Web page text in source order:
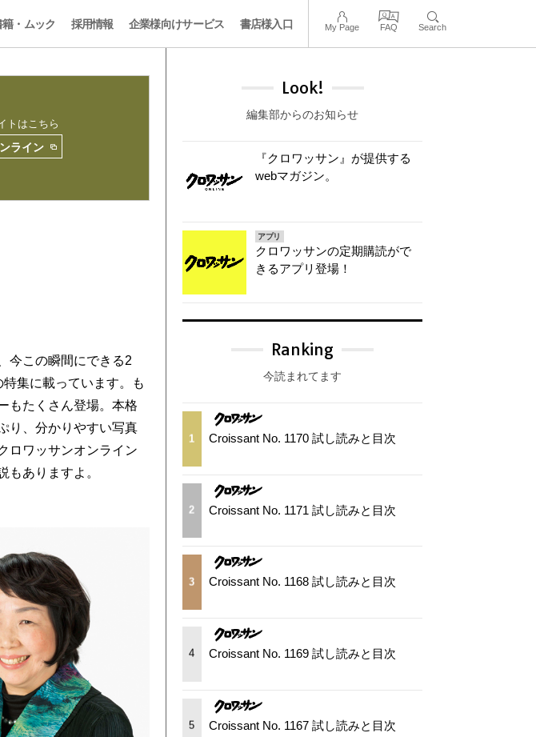
籍・ムック 採用情報 企業様向けサービス 書店様入口 My Page FAQ Search
トはこちら
ライン
今この瞬間にできる2
集に載っています。も
もたくさん登場。本格
り、分かりやすい写真
ロワッサンオンライン
もありますよ。
Look!
編集部からのお知らせ
『クロワッサン』が提供する
webマガジン。
アプリ
クロワッサンの定期購読がで
きるアプリ登場！
Ranking
今読まれてます
1 Croissant No. 1170 試し読みと目次
2 Croissant No. 1171 試し読みと目次
3 Croissant No. 1168 試し読みと目次
4 Croissant No. 1169 試し読みと目次
5 Croissant No. 1167 試し読みと目次